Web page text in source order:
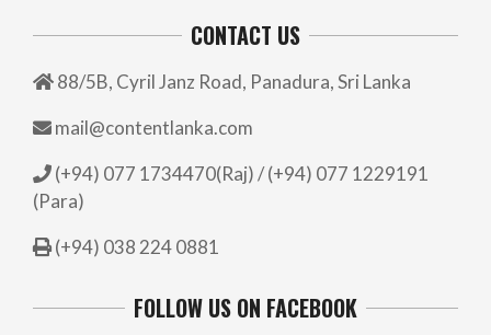
CONTACT US
88/5B, Cyril Janz Road, Panadura, Sri Lanka
mail@contentlanka.com
(+94) 077 1734470(Raj) / (+94) 077 1229191
(Para)
(+94) 038 224 0881
FOLLOW US ON FACEBOOK